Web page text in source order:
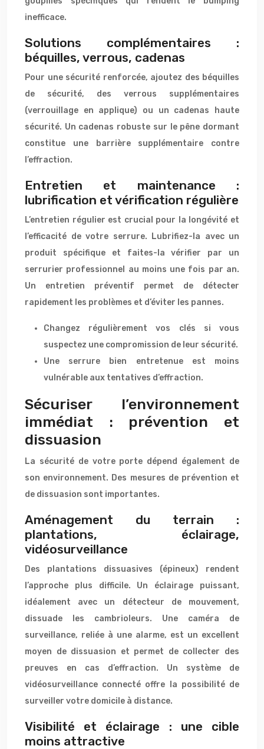
inefficace.
Solutions complémentaires :
béquilles, verrous, cadenas
Pour une sécurité renforcée, ajoutez des béquilles
de sécurité, des verrous supplémentaires
(verrouillage en applique) ou un cadenas haute
sécurité. Un cadenas robuste sur le pêne dormant
constitue une barrière supplémentaire contre
l’effraction.
Entretien et maintenance :
lubrification et vérification régulière
L’entretien régulier est crucial pour la longévité et
l’efficacité de votre serrure. Lubrifiez-la avec un
produit spécifique et faites-la vérifier par un
serrurier professionnel au moins une fois par an.
Un entretien préventif permet de détecter
rapidement les problèmes et d’éviter les pannes.
Changez régulièrement vos clés si vous
suspectez une compromission de leur sécurité.
Une serrure bien entretenue est moins
vulnérable aux tentatives d’effraction.
Sécuriser l’environnement
immédiat : prévention et
dissuasion
La sécurité de votre porte dépend également de
son environnement. Des mesures de prévention et
de dissuasion sont importantes.
Aménagement du terrain :
plantations, éclairage,
vidéosurveillance
Des plantations dissuasives (épineux) rendent
l’approche plus difficile. Un éclairage puissant,
idéalement avec un détecteur de mouvement,
dissuade les cambrioleurs. Une caméra de
surveillance, reliée à une alarme, est un excellent
moyen de dissuasion et permet de collecter des
preuves en cas d’effraction. Un système de
vidéosurveillance connecté offre la possibilité de
surveiller votre domicile à distance.
Visibilité et éclairage : une cible
moins attractive